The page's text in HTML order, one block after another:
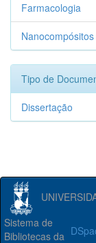
Farmacologia
Tipo de
Dissertação
Sistema de
Bibliotecas da